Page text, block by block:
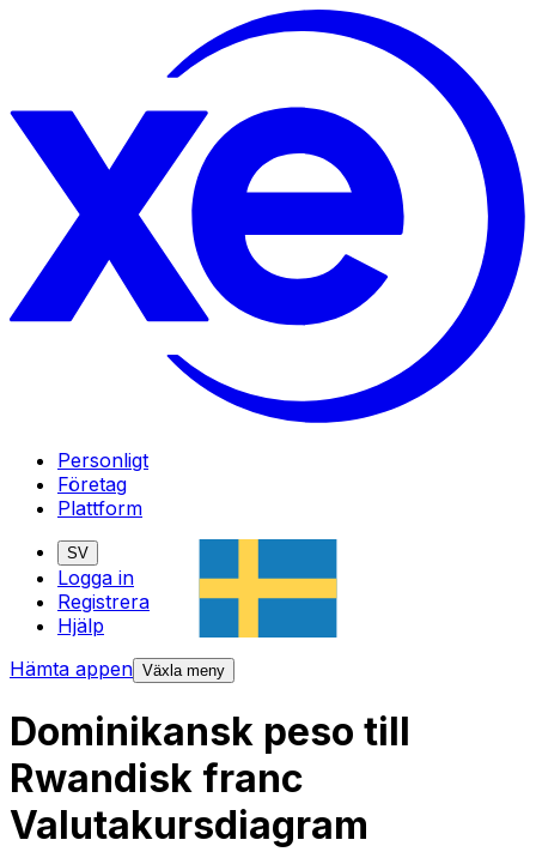
Personligt
Företag
Plattform
SV
Logga in
Registrera
Hjälp
Hämta appen Växla meny
Dominikansk peso till
Rwandisk franc
Valutakursdiagram